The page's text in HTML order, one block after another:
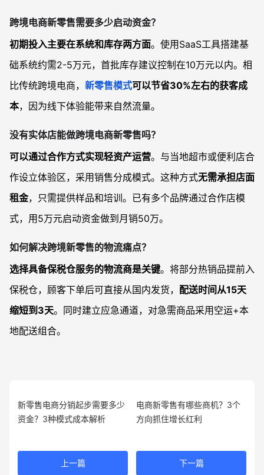
跨境电商新零售需要多少启动资金？
初期投入主要在系统和库存两方面。使用SaaS工具搭建基
础系统约需2-5万元，首批库存建议控制在10万元以内。相
比传统跨境电商， 新零售模式可以节省30%左右的获客成
本，因为线下体验能带来自然流量。
没有实体店能做跨境电商新零售吗？
可以通过合作方式实现轻资产运营。与当地超市或便利店合
作设立体验区，采用销售分成模式。这种方式无需承担店面
租金，只需提供样品和培训。已有多个品牌通过合作店模
式，用5万元启动资金做到月销50万。
如何解决跨境新零售的物流痛点？
选择具备保税仓服务的物流商是关键。将部分热销品提前入
保税仓，顾客下单后可直接从国内发货， 配送时间从15天
缩短到3天。同时建立应急通道，对急需商品采用空运+本
地配送组合。
新零售电商分销起步需要多少
资金？3种模式成本解析
上一篇
电商新零售有哪些商机？3个
方向抓住增长红利
下一篇